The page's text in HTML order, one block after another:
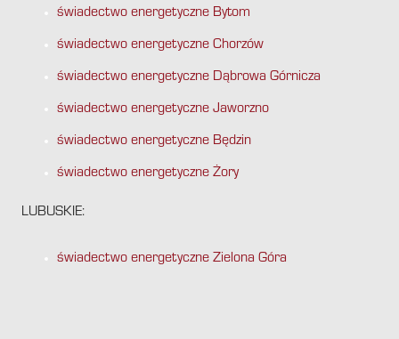
świadectwo energetyczne Bytom
świadectwo energetyczne Chorzów
świadectwo energetyczne Dąbrowa Górnicza
świadectwo energetyczne Jaworzno
świadectwo energetyczne Będzin
świadectwo energetyczne Żory
LUBUSKIE:
świadectwo energetyczne Zielona Góra